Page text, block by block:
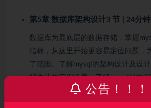
第5章 数据库架构设计3 节 | 24分钟
数据库为最底层的数据存储，掌握
指标，从这里开始更容易定位问题，
了范围。了解mysql的架构设计及设
解主从的应用场景，了解mysql是如
的。了解数据库的垂直、水平、模8
…
公告！！！